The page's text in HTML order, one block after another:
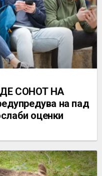
СОНОТ НА
на пад
оценки